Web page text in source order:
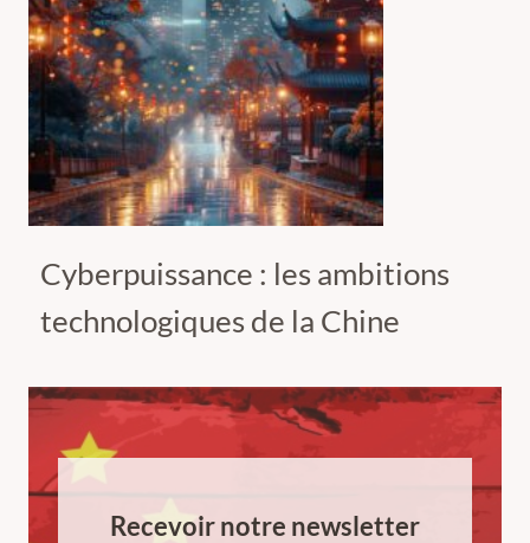
Cyberpuissance : les ambitions
technologiques de la Chine
Recevoir notre newsletter